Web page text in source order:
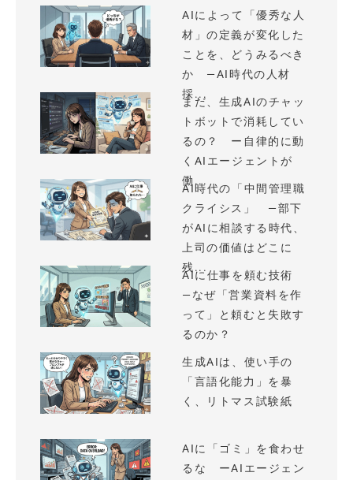
AIによって「優秀な人
材」の定義が変化した
ことを、どうみるべき
か —AI時代の人材
採...
まだ、生成AIのチャッ
トボットで消耗してい
るの？ ー自律的に動
くAIエージェントが
働...
AI時代の「中間管理職
クライシス」 —部下
がAIに相談する時代、
上司の価値はどこに
残...
AIに仕事を頼む技術
—なぜ「営業資料を作
って」と頼むと失敗す
るのか？
生成AIは、使い手の
「言語化能力」を暴
く、リトマス試験紙
AIに「ゴミ」を食わせ
るな ーAIエージェン